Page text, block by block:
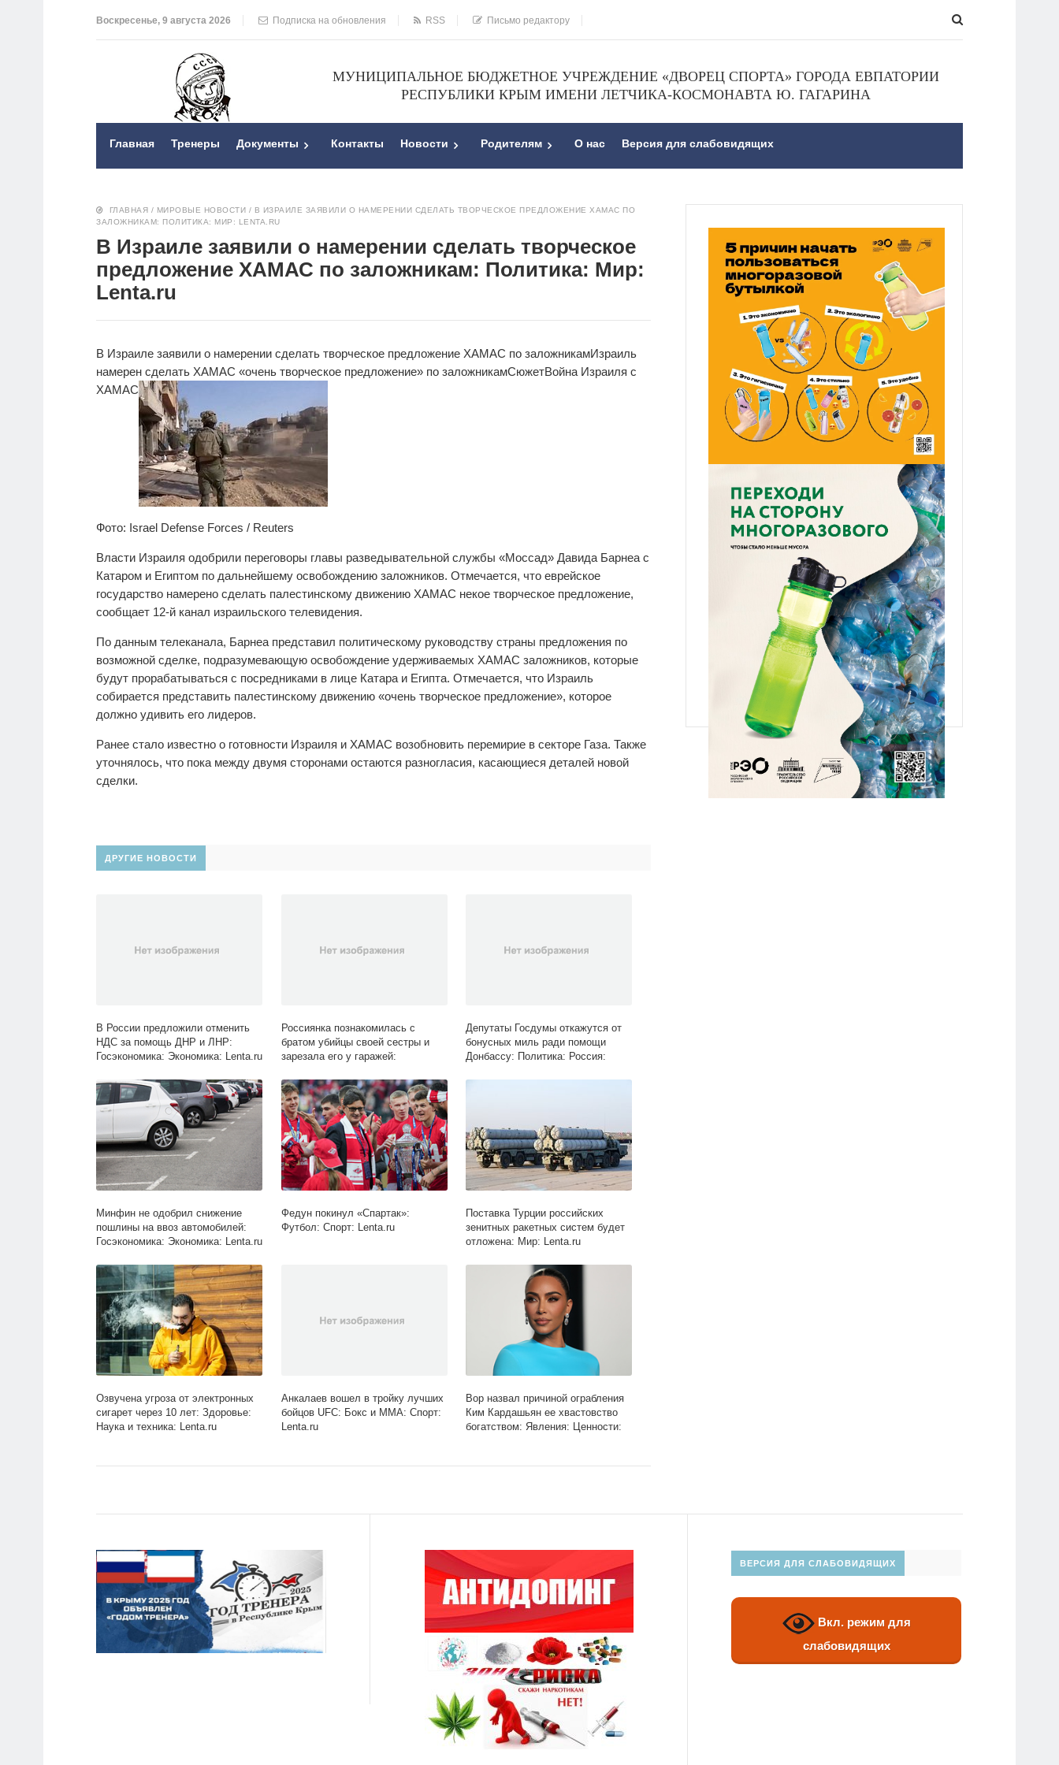
Воскресенье, 9 августа 2026 Подписка на обновления RSS Письмо редактору
МУНИЦИПАЛЬНОЕ БЮДЖЕТНОЕ УЧРЕЖДЕНИЕ «ДВОРЕЦ СПОРТА» ГОРОДА ЕВПАТОРИИ
РЕСПУБЛИКИ КРЫМ ИМЕНИ ЛЕТЧИКА-КОСМОНАВТА Ю. ГАГАРИНА
Главная Тренеры Документы Контакты Новости Родителям О нас Версия для слабовидящих
ГЛАВНАЯ / МИРОВЫЕ НОВОСТИ / В ИЗРАИЛЕ ЗАЯВИЛИ О НАМЕРЕНИИ СДЕЛАТЬ ТВОРЧЕСКОЕ ПРЕДЛОЖЕНИЕ ХАМАС ПО
ЗАЛОЖНИКАМ: ПОЛИТИКА: МИР: LENTA.RU
В Израиле заявили о намерении сделать творческое
предложение ХАМАС по заложникам: Политика: Мир:
Lenta.ru
В Израиле заявили о намерении сделать творческое предложение ХАМАС по заложникамИзраиль
намерен сделать ХАМАС «очень творческое предложение» по заложникамСюжетВойна Израиля с
ХАМАС
Фото: Israel Defense Forces / Reuters
Власти Израиля одобрили переговоры главы разведывательной службы «Моссад» Давида Барнеа с
Катаром и Египтом по дальнейшему освобождению заложников. Отмечается, что еврейское
государство намерено сделать палестинскому движению ХАМАС некое творческое предложение,
сообщает 12-й канал израильского телевидения.
По данным телеканала, Барнеа представил политическому руководству страны предложения по
возможной сделке, подразумевающую освобождение удерживаемых ХАМАС заложников, которые
будут прорабатываться с посредниками в лице Катара и Египта. Отмечается, что Израиль
собирается представить палестинскому движению «очень творческое предложение», которое
должно удивить его лидеров.
Ранее стало известно о готовности Израиля и ХАМАС возобновить перемирие в секторе Газа. Также
уточнялось, что пока между двумя сторонами остаются разногласия, касающиеся деталей новой
сделки.
ДРУГИЕ НОВОСТИ
В России предложили отменить
НДС за помощь ДНР и ЛНР:
Госэкономика: Экономика: Lenta.ru
Россиянка познакомилась с
братом убийцы своей сестры и
зарезала его у гаражей:
структуры: Lenta.ru
Депутаты Госдумы откажутся от
бонусных миль ради помощи
Донбассу: Политика: Россия:
Минфин не одобрил снижение
пошлины на ввоз автомобилей:
Госэкономика: Экономика: Lenta.ru
Федун покинул «Спартак»:
Футбол: Спорт: Lenta.ru
Поставка Турции российских
зенитных ракетных систем будет
отложена: Мир: Lenta.ru
Озвучена угроза от электронных
сигарет через 10 лет: Здоровье:
Наука и техника: Lenta.ru
Анкалаев вошел в тройку лучших
бойцов UFC: Бокс и ММА: Спорт:
Lenta.ru
Вор назвал причиной ограбления
Ким Кардашьян ее хвастовство
богатством: Явления: Ценности:
ВЕРСИЯ ДЛЯ СЛАБОВИДЯЩИХ
Вкл. режим для
слабовидящих